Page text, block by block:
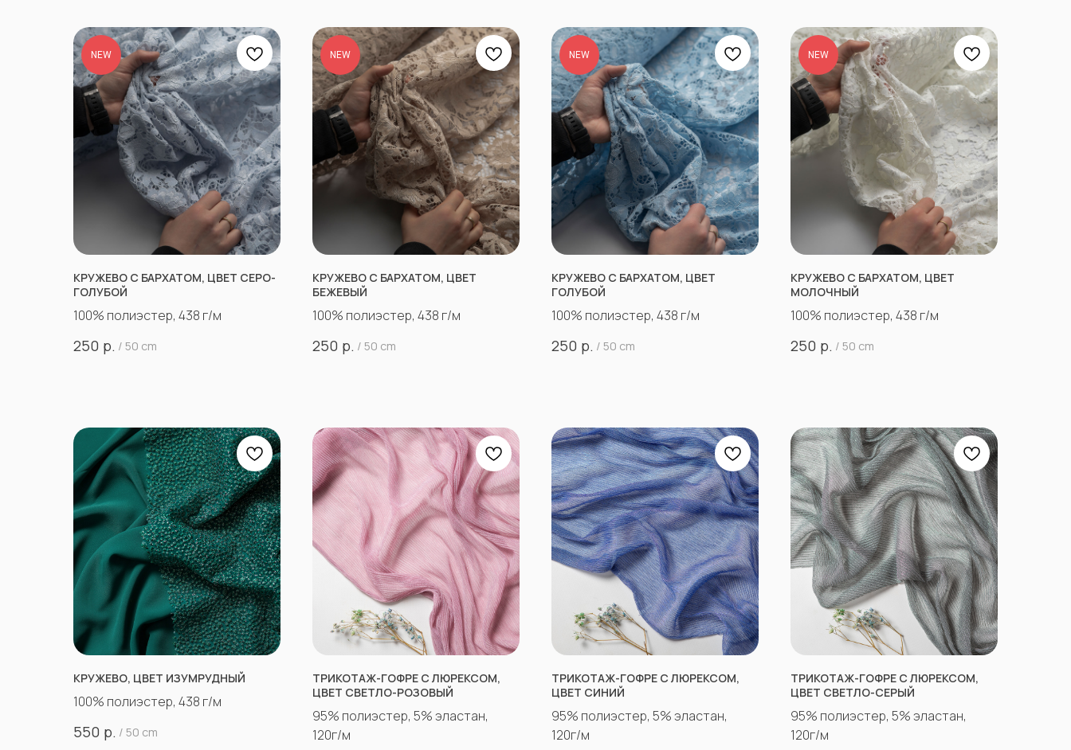
NEW
КРУЖЕВО С БАРХАТОМ, ЦВЕТ СЕРО-
ГОЛУБОЙ
100% полиэстер, 438 г/м
250 р. / 50 cm
NEW
КРУЖЕВО С БАРХАТОМ, ЦВЕТ
БЕЖЕВЫЙ
100% полиэстер, 438 г/м
250 р. / 50 cm
NEW
КРУЖЕВО С БАРХАТОМ, ЦВЕТ
ГОЛУБОЙ
100% полиэстер, 438 г/м
250 р. / 50 cm
NEW
КРУЖЕВО С БАРХАТОМ, ЦВЕТ
МОЛОЧНЫЙ
100% полиэстер, 438 г/м
250 р. / 50 cm
КРУЖЕВО, ЦВЕТ ИЗУМРУДНЫЙ
100% полиэстер, 438 г/м
550 р. / 50 cm
ТРИКОТАЖ-ГОФРЕ С ЛЮРЕКСОМ,
ЦВЕТ СВЕТЛО-РОЗОВЫЙ
95% полиэстер, 5% эластан,
120г/м
ТРИКОТАЖ-ГОФРЕ С ЛЮРЕКСОМ,
ЦВЕТ СИНИЙ
95% полиэстер, 5% эластан,
120г/м
ТРИКОТАЖ-ГОФРЕ С ЛЮРЕКСОМ,
ЦВЕТ СВЕТЛО-СЕРЫЙ
95% полиэстер, 5% эластан,
120г/м